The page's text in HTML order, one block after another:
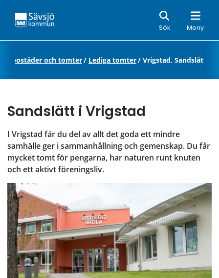
Sök Meny
Sök
bostäder och tomter/ Lediga tomter/ Vrigstad, Sandslätt
Sandslätt i Vrigstad
I Vrigstad får du del av allt det goda ett mindre
samhälle ger i sammanhållning och gemenskap. Du får
mycket tomt för pengarna, har naturen runt knuten
och ett aktivt föreningsliv.